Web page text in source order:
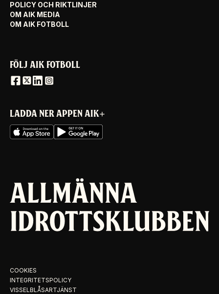
POLICY OCH RIKTLINJER
OM AIK MEDIA
OM AIK FOTBOLL
FÖLJ AIK FOTBOLL
LADDA NER APPEN AIK+
COOKIES
INTEGRITETSPOLICY
VISSELBLÅSARTJÄNST